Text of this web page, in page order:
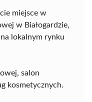
miejsce w
w Białogardzie,
lokalnym rynku
salon
kosmetycznych.